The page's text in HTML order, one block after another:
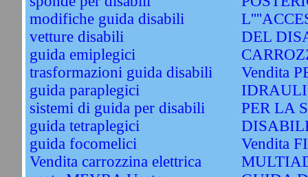
modifiche guida disabili
vetture disabili
guida emiplegici
trasformazioni guida disabili
guida paraplegici
sistemi di guida per disabili
guida tetraplegici
guida focomelici
Vendita carrozzina elettrica
DEL
Vendita
PER LA
Vendita